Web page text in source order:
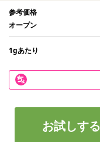
参考価格
オープン
1gあたり
お試しする